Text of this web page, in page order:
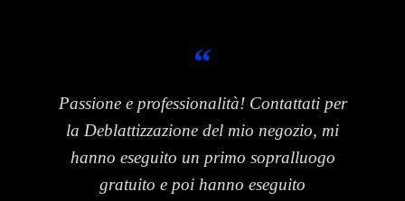
“
Passione e professionalità! Contattati per
la Deblattizzazione del mio negozio, mi
hanno eseguito un primo sopralluogo
gratuito e poi hanno eseguito